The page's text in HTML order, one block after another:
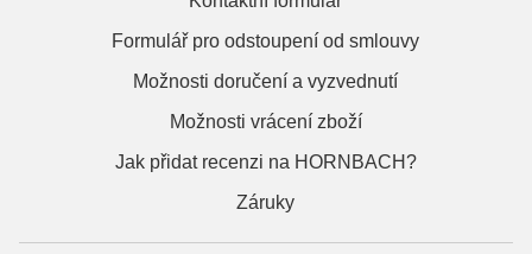
Formulář pro odstoupení od smlouvy
Možnosti doručení a vyzvednutí
Možnosti vrácení zboží
Jak přidat recenzi na HORNBACH?
Záruky